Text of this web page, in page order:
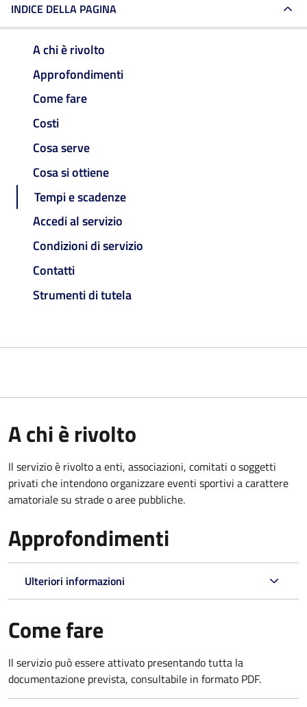
INDICE DELLA PAGINA
A chi è rivolto
Approfondimenti
Come fare
Costi
Cosa serve
Cosa si ottiene
Tempi e scadenze
Accedi al servizio
Condizioni di servizio
Contatti
Strumenti di tutela
A chi è rivolto
Il servizio è rivolto a enti, associazioni, comitati o soggetti
privati che intendono organizzare eventi sportivi a carattere
amatoriale su strade o aree pubbliche.
Approfondimenti
Ulteriori informazioni
Come fare
Il servizio può essere attivato presentando tutta la
documentazione prevista, consultabile in formato PDF.